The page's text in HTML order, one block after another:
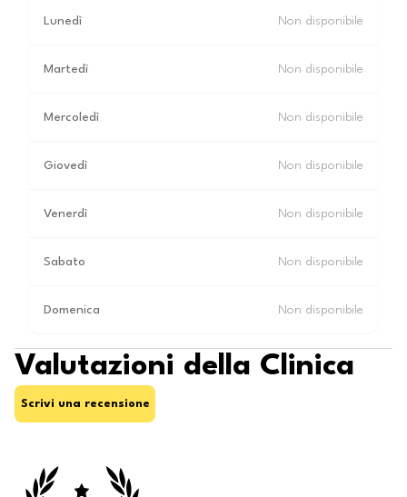
Lunedì Non disponibile
Martedì Non disponibile
Mercoledì Non disponibile
Giovedì Non disponibile
Venerdì Non disponibile
Sabato Non disponibile
Domenica Non disponibile
Valutazioni della Clinica
Scrivi una recensione